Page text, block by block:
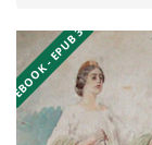
EBOOK - EPUB 3